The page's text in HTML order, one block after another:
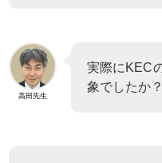
高田先生
実際にKEC
象でしたか？